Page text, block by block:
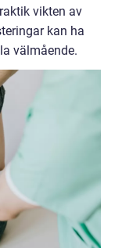
vikten av
kan ha
välmående.